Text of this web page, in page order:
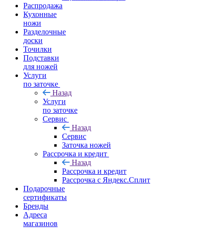
Распродажа
Кухонные
ножи
Разделочные
доски
Точилки
Подставки
для ножей
Услуги
по заточке
Назад
Услуги
по заточке
Сервис
Назад
Сервис
Заточка ножей
Рассрочка и кредит
Назад
Рассрочка и кредит
Рассрочка с Яндекс.Сплит
Подарочные
сертификаты
Бренды
Адреса
магазинов